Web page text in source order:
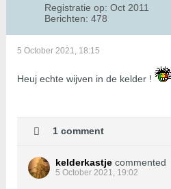
Registratie op: Oct 2011
Berichten: 478
5 October 2021, 18:15
Heuj echte wijven in de kelder !
1 comment
kelderkastje commented
5 October 2021, 19:02